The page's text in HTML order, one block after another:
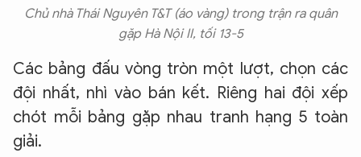
Chủ nhà Thái Nguyên T&T (áo vàng) trong trận ra quân
gặp Hà Nội II, tối 13-5
Các bảng đấu vòng tròn một lượt, chọn các
đội nhất, nhì vào bán kết. Riêng hai đội xếp
chót mỗi bảng gặp nhau tranh hạng 5 toàn
giải.